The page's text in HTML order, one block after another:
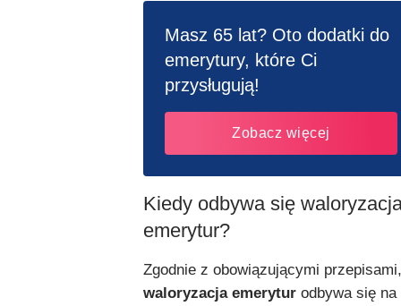
Masz 65 lat? Oto dodatki do
emerytury, które Ci
przysługują!
Zobacz więcej
Kiedy odbywa się
emerytur?
Zgodnie z obowiązującymi przepisami,
waloryzacja emerytur odbywa się na